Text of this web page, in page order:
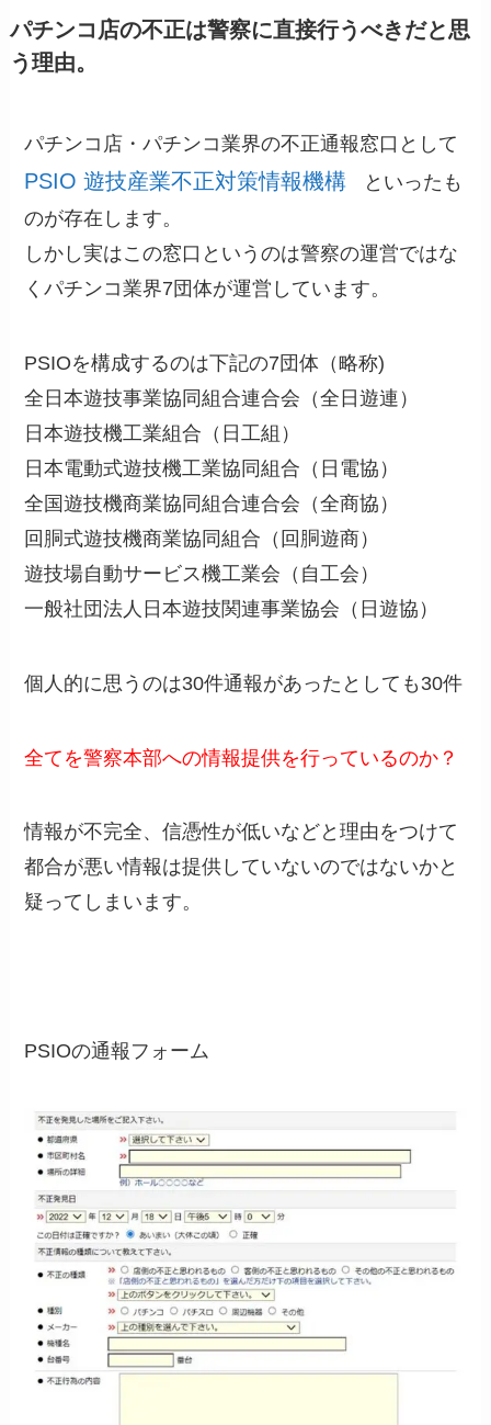
パチンコ店の不正は警察に直接行うべきだと思
う理由。
パチンコ店・パチンコ業界の不正通報窓口として
PSIO 遊技産業不正対策情報機構
といったも
のが存在します。
しかし実はこの窓口というのは警察の運営ではな
くパチンコ業界7団体が運営しています。
PSIOを構成するのは下記の7団体（略称)
全日本遊技事業協同組合連合会（全日遊連）
日本遊技機工業組合（日工組）
日本電動式遊技機工業協同組合（日電協）
全国遊技機商業協同組合連合会（全商協）
回胴式遊技機商業協同組合（回胴遊商）
遊技場自動サービス機工業会（自工会）
一般社団法人日本遊技関連事業協会（日遊協）
個人的に思うのは30件通報があったとしても30件
全てを警察本部への情報提供を行っているのか？
情報が不完全、信憑性が低いなどと理由をつけて
都合が悪い情報は提供していないのではないかと
疑ってしまいます。
PSIOの通報フォーム